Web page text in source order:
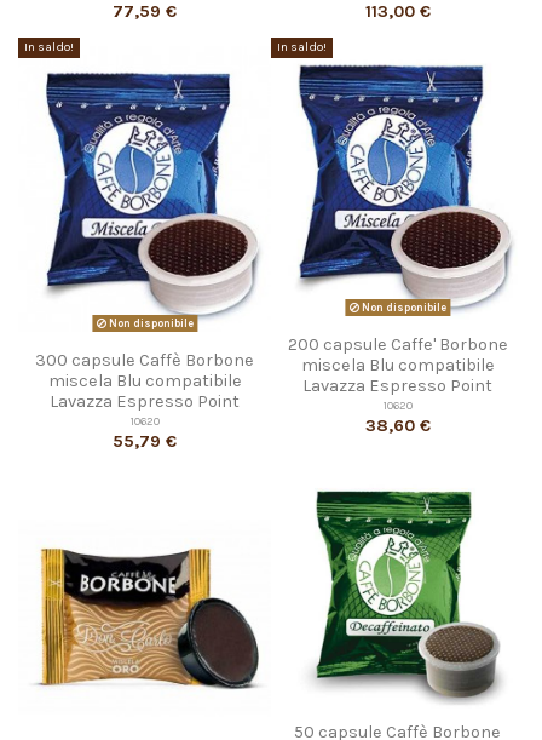
77,59 € 113,00 €
In saldo!
Non disponibile
300 capsule Caffè Borbone
miscela Blu compatibile
Lavazza Espresso Point
10620
55,79 €
In saldo!
Non disponibile
200 capsule Caffe' Borbone
miscela Blu compatibile
Lavazza Espresso Point
10620
38,60 €
50 capsule Caffè Borbone